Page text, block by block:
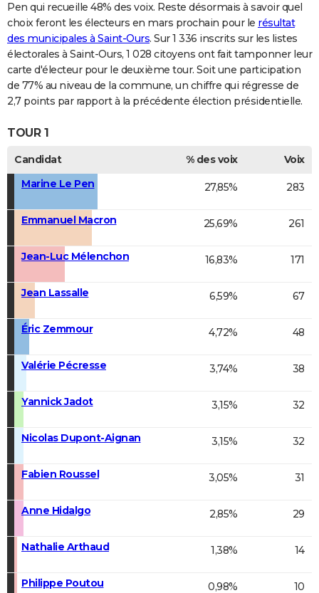
Pen qui recueille 48% des voix. Reste désormais à savoir quel
choix feront les électeurs en mars prochain pour le résultat
des municipales à Saint-Ours. Sur 1 336 inscrits sur les listes
électorales à Saint-Ours, 1 028 citoyens ont fait tamponner leur
carte d'électeur pour le deuxième tour. Soit une participation
de 77% au niveau de la commune, un chiffre qui régresse de
2,7 points par rapport à la précédente élection présidentielle.
TOUR 1
Candidat % des voix
Voix
Marine Le Pen
27,85% 283
Emmanuel Macron 25,69% 261
Jean-Luc Mélenchon 16,83% 171
Jean Lassalle 6,59% 67
Éric Zemmour 4,72% 48
Valérie Pécresse 3,74% 38
Yannick Jadot 3,15% 32
Nicolas Dupont-Aignan 3,15% 32
Fabien Roussel 3,05% 31
Anne Hidalgo 2,85% 29
Nathalie Arthaud 1,38% 14
Philippe Poutou 0,98% 10